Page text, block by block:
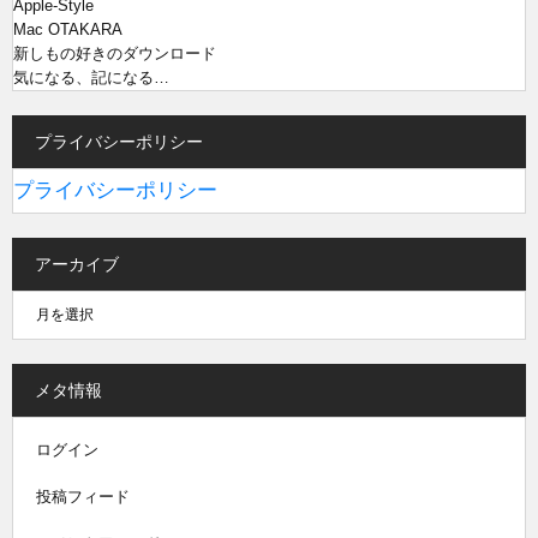
Apple-Style
Mac OTAKARA
新しもの好きのダウンロード
気になる、記になる…
プライバシーポリシー
プライバシーポリシー
アーカイブ
メタ情報
ログイン
投稿フィード